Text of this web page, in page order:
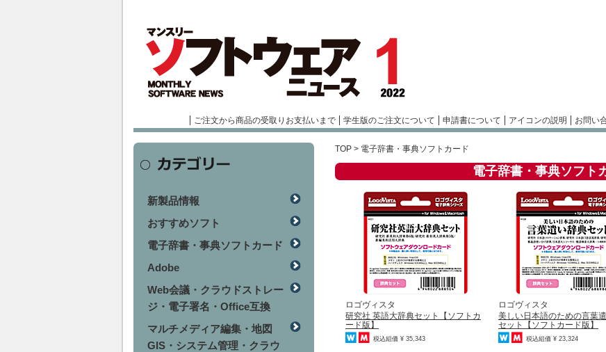
ご注文から商品の受取りお支払いまで 学生版のご注文について 申請書について アイコンの説明 お問い
TOP > 電子辞書・事典ソフトカード
電子辞書・事典ソフト
ロゴヴィスタ
研究社 英語大辞典セット【ソフトカ
ード版】
税込組価 ¥ 35,343
ロゴヴィスタ
美しい日本語のための言葉
セット【ソフトカード版】
税込組価 ¥ 23,324
新製品情報
おすすめソフト
電子辞書・事典ソフトカード
Adobe
Web会議・クラウドストレー
ジ・電子署名・Office互換
マルチメディア編集・地図
GIS・システム管理・クラウ